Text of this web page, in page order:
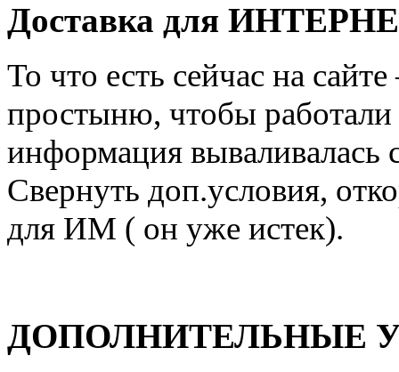
Доставка для
То что есть сейчас на
простыню, чтобы работали
информация вываливалась
Свернуть доп.условия,
для ИМ ( он уже истек).
ДОПОЛНИТЕЛЬНЫЕ